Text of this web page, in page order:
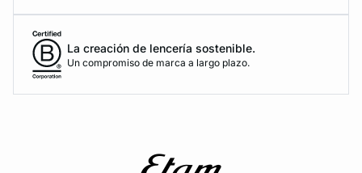
La creación de lencería sostenible.
Un compromiso de marca a largo plazo.